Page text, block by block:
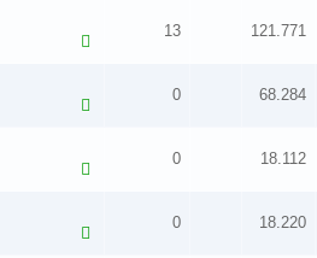
13 121.771
0 68.284
0 18.112
0 18.220